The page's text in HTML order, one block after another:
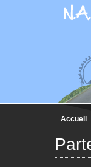
Accueil